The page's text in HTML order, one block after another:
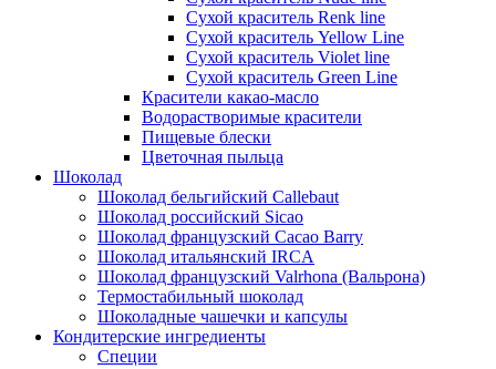
Сухой краситель Renk line
Сухой краситель Yellow Line
Сухой краситель Violet line
Сухой краситель Green Line
Красители какао-масло
Водорастворимые красители
Пищевые блески
Цветочная пыльца
Шоколад
Шоколад бельгийский Callebaut
Шоколад российский Sicao
Шоколад французский Cacao Barry
Шоколад итальянский IRCA
Шоколад французский Valrhona (Вальрона)
Термостабильный шоколад
Шоколадные чашечки и капсулы
Кондитерские ингредиенты
Специи